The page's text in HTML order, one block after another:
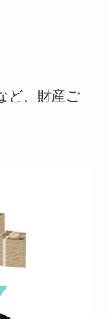
ど、財産ご